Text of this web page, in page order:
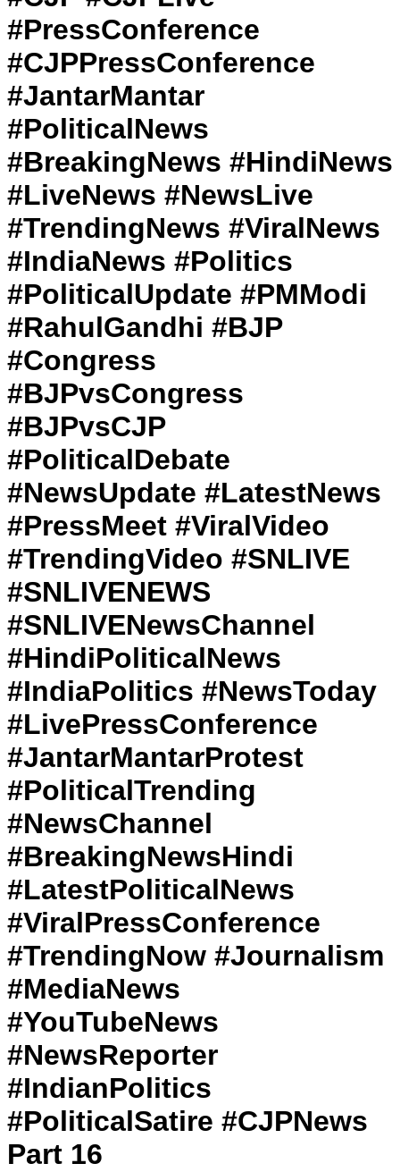
#PressConference
#CJPPressConference
#JantarMantar
#PoliticalNews
#BreakingNews #HindiNews
#LiveNews #NewsLive
#TrendingNews #ViralNews
#IndiaNews #Politics
#PoliticalUpdate #PMModi
#RahulGandhi #BJP
#Congress
#BJPvsCongress
#BJPvsCJP
#PoliticalDebate
#NewsUpdate #LatestNews
#PressMeet #ViralVideo
#TrendingVideo #SNLIVE
#SNLIVENEWS
#SNLIVENewsChannel
#HindiPoliticalNews
#IndiaPolitics #NewsToday
#LivePressConference
#JantarMantarProtest
#PoliticalTrending
#NewsChannel
#BreakingNewsHindi
#LatestPoliticalNews
#ViralPressConference
#TrendingNow #Journalism
#MediaNews
#YouTubeNews
#NewsReporter
#IndianPolitics
#PoliticalSatire #CJPNews
Part 16